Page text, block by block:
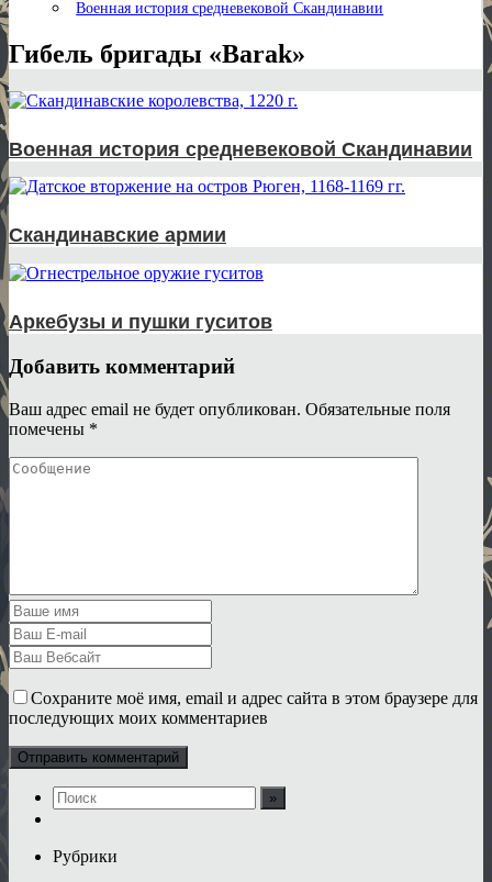
Военная история средневековой Скандинавии
Гибель бригады «Barak»
Военная история средневековой Скандинавии
Скандинавские армии
Аркебузы и пушки гуситов
Добавить комментарий
Ваш адрес email не будет опубликован. Обязательные поля
помечены *
Сохраните моё имя, email и адрес сайта в этом браузере для
последующих моих комментариев
Рубрики